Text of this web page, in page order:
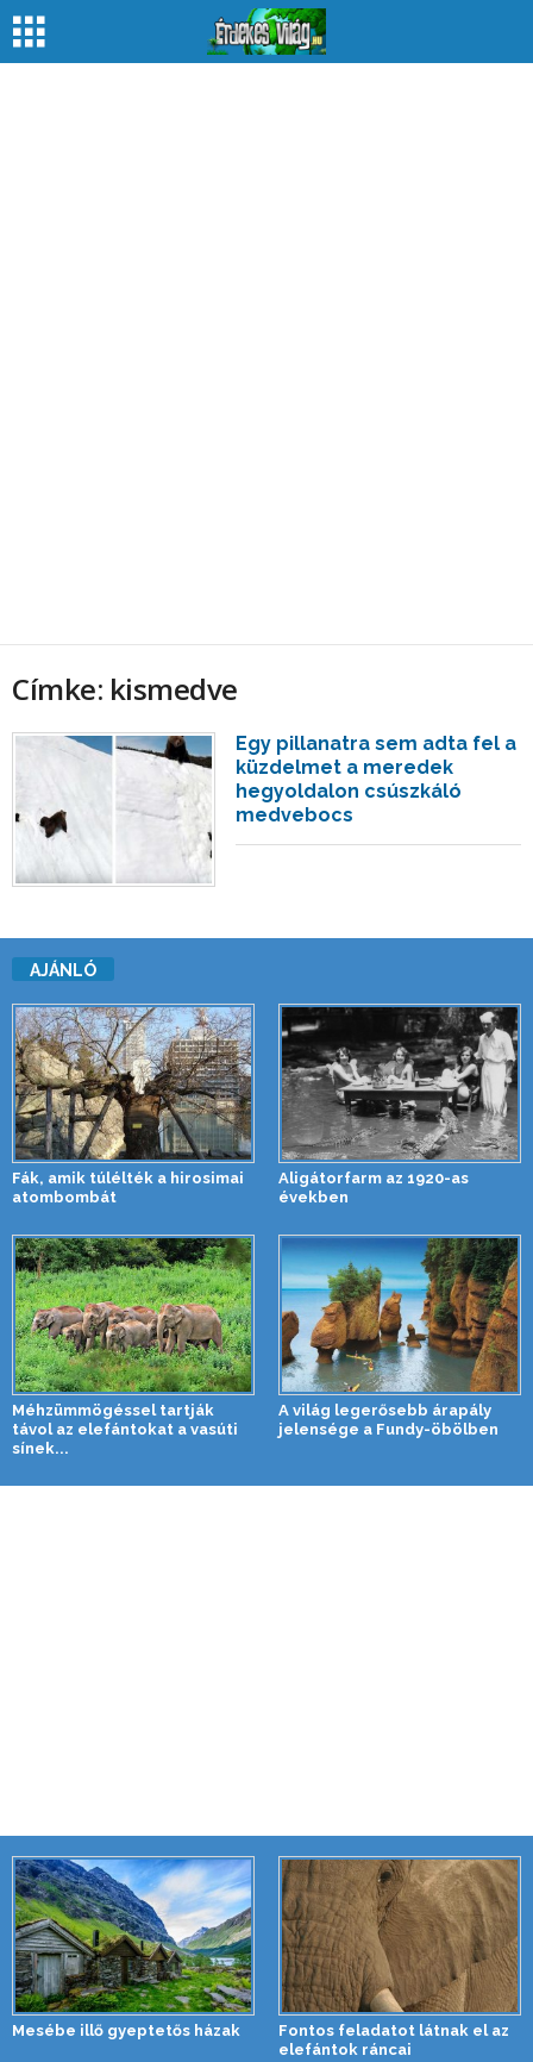
Címke: kismedve
Egy pillanatra sem adta fel a
küzdelmet a meredek
hegyoldalon csúszkáló
medvebocs
AJÁNLÓ
Fák, amik túlélték a hirosimai
atombombát
Aligátorfarm az 1920-as
években
Méhzümmögéssel tartják
távol az elefántokat a vasúti
sínek...
A világ legerősebb árapály
jelensége a Fundy-öbölben
Mesébe illő gyeptetős házak
Fontos feladatot látnak el az
elefántok ráncai